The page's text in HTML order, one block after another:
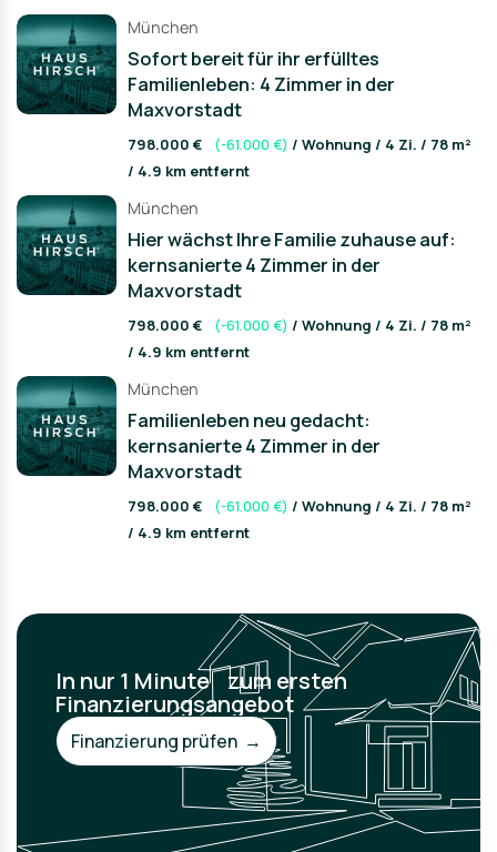
München
Sofort bereit für ihr erfülltes
Familienleben: 4 Zimmer in der
Maxvorstadt
798.000 € (-61.000 €) / Wohnung / 4 Zi. / 78 m²
/ 4.9 km entfernt
München
Hier wächst Ihre Familie zuhause auf:
kernsanierte 4 Zimmer in der
Maxvorstadt
798.000 € (-61.000 €) / Wohnung / 4 Zi. / 78 m²
/ 4.9 km entfernt
München
Familienleben neu gedacht:
kernsanierte 4 Zimmer in der
Maxvorstadt
798.000 € (-61.000 €) / Wohnung / 4 Zi. / 78 m²
/ 4.9 km entfernt
In nur 1 Minute zum ersten
Finanzierungsangebot
Finanzierung prüfen →